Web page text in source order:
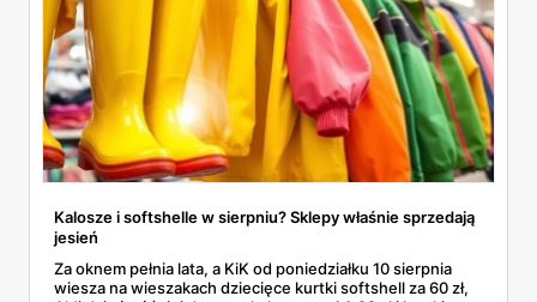
Kalosze i softshelle w sierpniu? Sklepy właśnie sprzedają
jesień
Za oknem pełnia lata, a KiK od poniedziałku 10 sierpnia
wiesza na wieszakach dziecięce kurtki softshell za 60 zł,